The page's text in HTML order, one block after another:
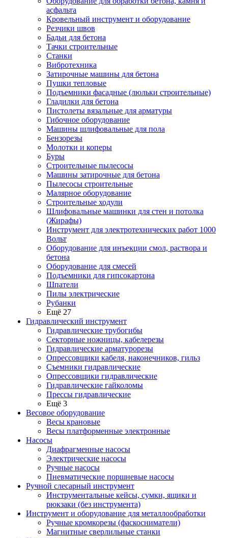
асфальта
Кровельный инструмент и оборудование
Резчики швов
Бадьи для бетона
Тачки строительные
Станки
Вибротехника
Затирочные машины для бетона
Пушки тепловые
Подъемники фасадные (люльки строительные)
Гладилки для бетона
Пистолеты вязальные для арматуры
Гибочное оборудование
Машины шлифовальные для пола
Бензорезы
Молотки и коперы
Буры
Строительные пылесосы
Машины затирочные для бетона
Пылесосы строительные
Малярное оборудование
Строительные ходули
Шлифовальные машинки для стен и потолка
(Жирафы)
Инструмент для электротехнических работ 1000
Вольт
Оборудование для инъекции смол, раствора и
бетона
Оборудование для смесей
Подъемники для гипсокартона
Шпатели
Пилы электрические
Рубанки
Ещё 27
Гидравлический инструмент
Гидравлические трубогибы
Секторные ножницы, кабелерезы
Гидравлические арматурорезы
Опрессовщики кабеля, наконечников, гильз
Съемники гидравлические
Опрессовщики гидравлические
Гидравлические гайколомы
Прессы гидравлические
Ещё 3
Весовое оборудование
Весы крановые
Весы платформенные электронные
Насосы
Диафрагменные насосы
Электрические насосы
Ручные насосы
Пневматические поршневые насосы
Ручной слесарный инструмент
Инструментальные кейсы, сумки, ящики и
рюкзаки (без инструмента)
Инструмент и оборудование для металлообработки
Ручные кромкорезы (фаскосниматели)
Магнитные сверлильные станки